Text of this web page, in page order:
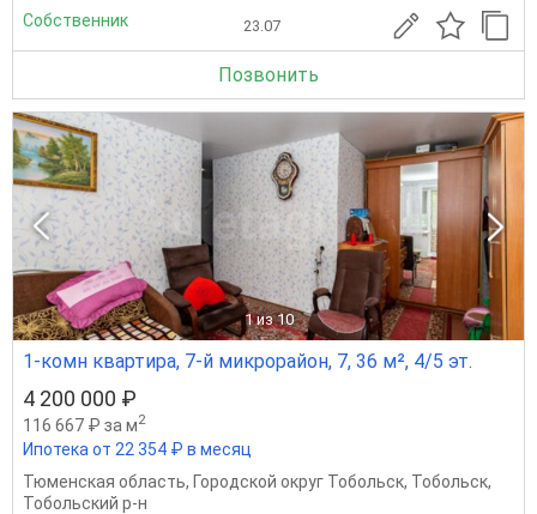
Собственник 23.07
Позвонить
1 из 10
1-комн квартира, 7-й микрорайон, 7, 36 м², 4/5 эт.
4 200 000 ₽
116 667 ₽ за м2
Ипотека от 22 354 ₽ в месяц
Тюменская область, Городской округ Тобольск, Тобольск,
Тобольский р-н